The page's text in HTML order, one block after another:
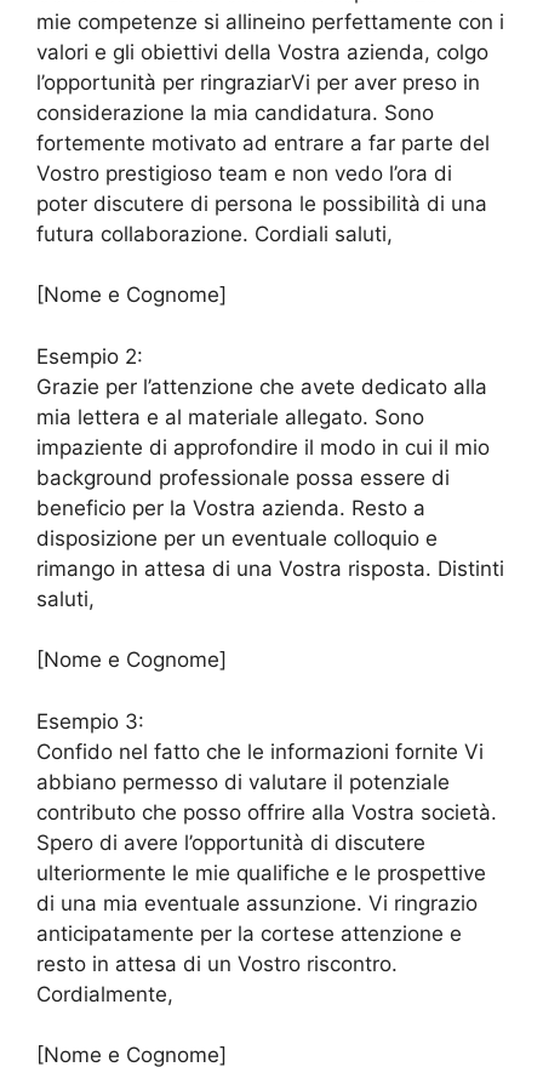
mie competenze si allineino perfettamente con i
valori e gli obiettivi della Vostra azienda, colgo
l’opportunità per ringraziarVi per aver preso in
considerazione la mia candidatura. Sono
fortemente motivato ad entrare a far parte del
Vostro prestigioso team e non vedo l’ora di
poter discutere di persona le possibilità di una
futura collaborazione. Cordiali saluti,
[Nome e Cognome]
Esempio 2:
Grazie per l’attenzione che avete dedicato alla
mia lettera e al materiale allegato. Sono
impaziente di approfondire il modo in cui il mio
background professionale possa essere di
beneficio per la Vostra azienda. Resto a
disposizione per un eventuale colloquio e
rimango in attesa di una Vostra risposta. Distinti
saluti,
[Nome e Cognome]
Esempio 3:
Confido nel fatto che le informazioni fornite Vi
abbiano permesso di valutare il potenziale
contributo che posso offrire alla Vostra società.
Spero di avere l’opportunità di discutere
ulteriormente le mie qualifiche e le prospettive
di una mia eventuale assunzione. Vi ringrazio
anticipatamente per la cortese attenzione e
resto in attesa di un Vostro riscontro.
Cordialmente,
[Nome e Cognome]